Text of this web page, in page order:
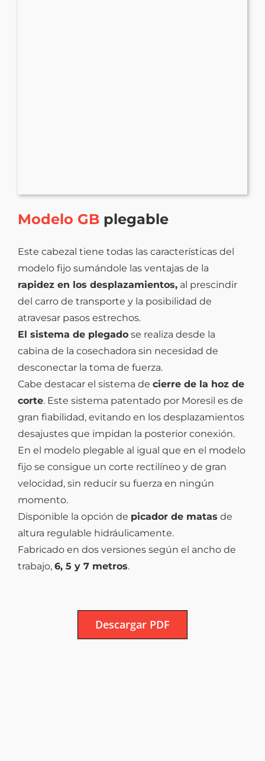
Modelo GBplegable
Este cabezal tiene todas las características del
modelo fijo sumándole las ventajas de la
rapidez en los desplazamientos,al prescindir
del carro de transporte y la posibilidad de
atravesar pasos estrechos.
El sistema de plegadose realiza desde la
cabina de la cosechadora sin necesidad de
desconectar la toma de fuerza.
Cabe destacar el sistema de cierre de la hoz de
corte. Este sistema patentado por Moresil es de
gran fiabilidad, evitando en los desplazamientos
desajustes que impidan la posterior conexión.
En el modelo plegable al igual que en el modelo
fijo se consigue un corte rectilíneo y de gran
velocidad, sin reducir su fuerza en ningún
momento.
Disponible la opción de picador de matas de
altura regulable hidráulicamente.
Fabricado en dos versiones según el ancho de
trabajo, 6, 5 y 7 metros.
Descargar PDF